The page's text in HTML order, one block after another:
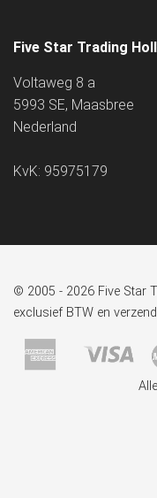
Five Star Trading
Voltaweg 8 a
5993 SE, Maasbree
Nederland
KvK: 95975179
© 2005 - 2026 Five Star
exclusief BTW en